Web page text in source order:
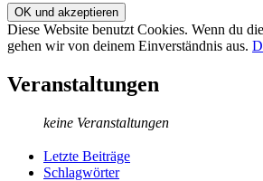
Diese Website benutzt Cookies. Wenn du
gehen wir von deinem Einverständnis aus.
Veranstaltungen
keine Veranstaltungen
Letzte Beiträge
Schlagwörter